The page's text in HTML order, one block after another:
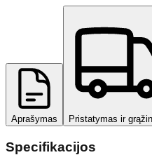
Aprašymas Pristatymas ir
Specifikacijos